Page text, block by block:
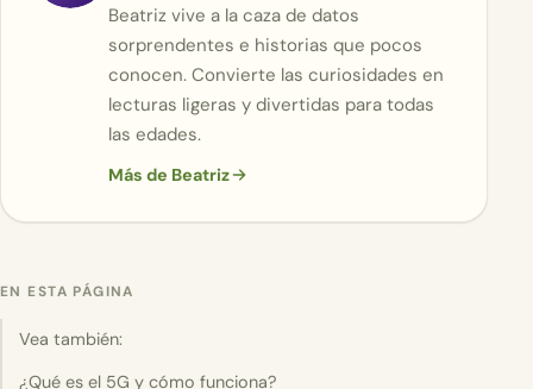
Beatriz vive a la caza de datos
sorprendentes e historias que pocos
conocen. Convierte las curiosidades en
lecturas ligeras y divertidas para todas
las edades.
Más de Beatriz
EN ESTA PÁGINA
Vea también:
¿Qué es el 5G y cómo funciona?